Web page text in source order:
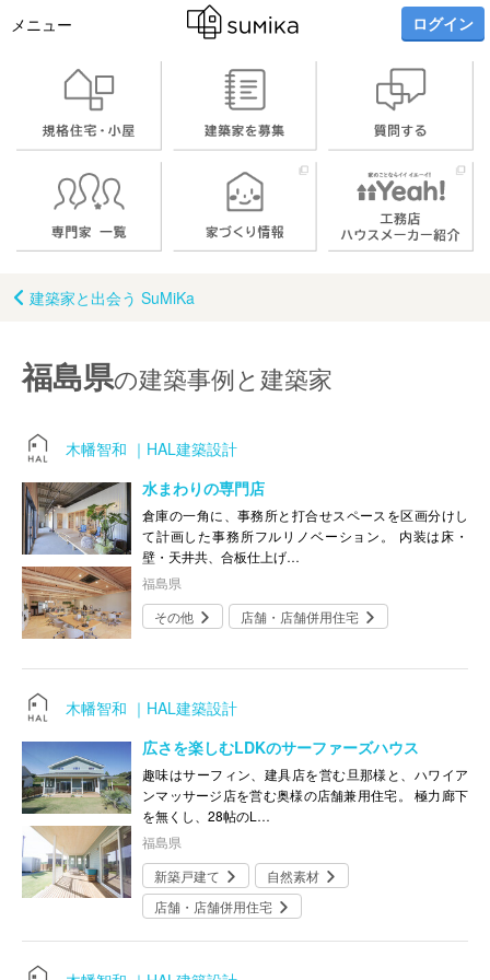
メニュー ログイン
建築家と出会う SuMiKa
福島県の建築事例と建築家
木幡智和 ｜HAL建築設計
水まわりの専門店
倉庫の一角に、事務所と打合せスペースを区画分けし
て計画した事務所フルリノベーション。 内装は床・
壁・天井共、合板仕上げ…
福島県
その他
店舗・店舗併用住宅
木幡智和 ｜HAL建築設計
広さを楽しむLDKのサーファーズハウス
趣味はサーフィン、建具店を営む旦那様と、ハワイア
ンマッサージ店を営む奥様の店舗兼用住宅。 極力廊下
を無くし、28帖のL…
福島県
新築戸建て
自然素材
店舗・店舗併用住宅